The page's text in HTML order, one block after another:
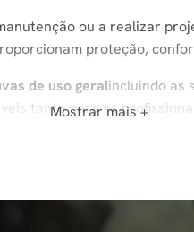
ou a realizar
proteção,
de uso geralincluindo as
tanto para os
a produtos químicos),
Mostrar mais +